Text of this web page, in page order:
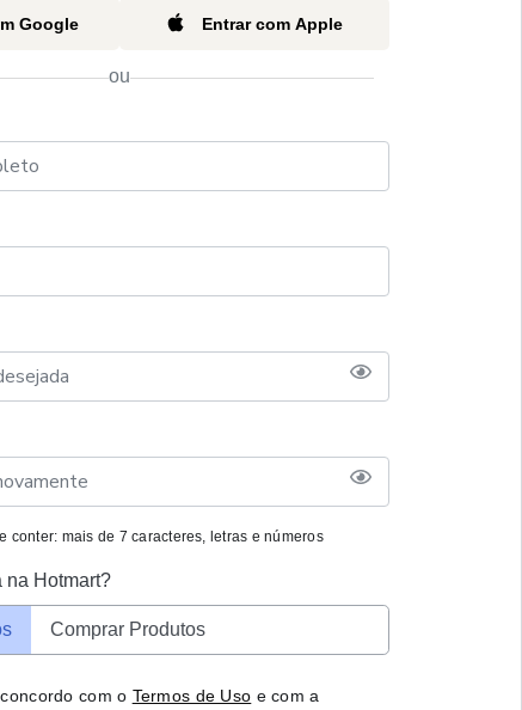
Google Entrar com Apple
ou
conter: mais de 7 caracteres, letras e números
na Hotmart?
Comprar Produtos
com o Termos de Uso e com a